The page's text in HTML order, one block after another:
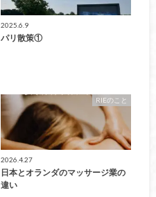
2025.6.9
パリ散策①
RIEのこと
2026.4.27
日本とオランダのマッサージ業の
違い